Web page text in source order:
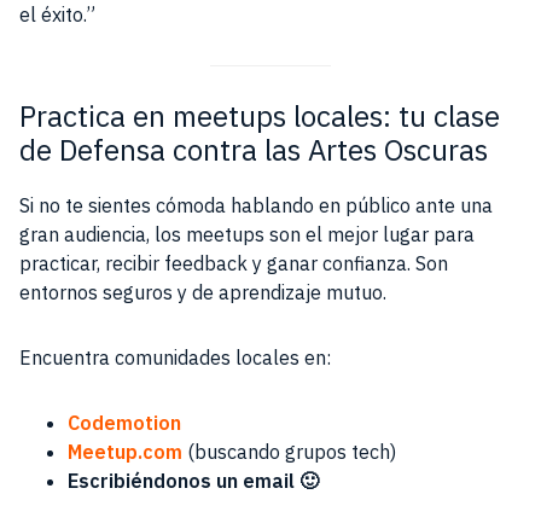
el éxito.”
Practica en meetups locales: tu clase
de Defensa contra las Artes Oscuras
Si no te sientes cómoda hablando en público ante una
gran audiencia, los meetups son el mejor lugar para
practicar, recibir feedback y ganar confianza. Son
entornos seguros y de aprendizaje mutuo.
Encuentra comunidades locales en:
Codemotion
Meetup.com (buscando grupos tech)
Escribiéndonos un email 🙂